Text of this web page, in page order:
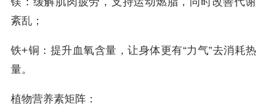
紊乱；
铁+铜：提升血氧含量，让身体更有“力气”去消耗热
量。
植物营养素矩阵：